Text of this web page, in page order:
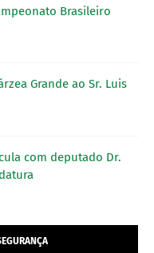
Brasileiro
Grande ao Sr. Luis
com deputado Dr.